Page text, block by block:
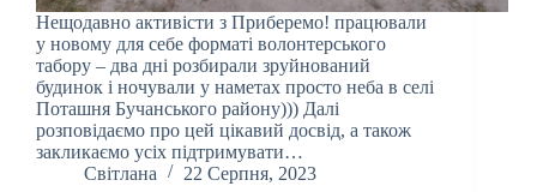
Нещодавно активісти з Приберемо! працювали
у новому для себе форматі волонтерського
табору – два дні розбирали зруйнований
будинок і ночували у наметах просто неба в селі
Поташня Бучанського району))) Далі
розповідаємо про цей цікавий досвід, а також
закликаємо усіх підтримувати…
Світлана
22 Серпня, 2023